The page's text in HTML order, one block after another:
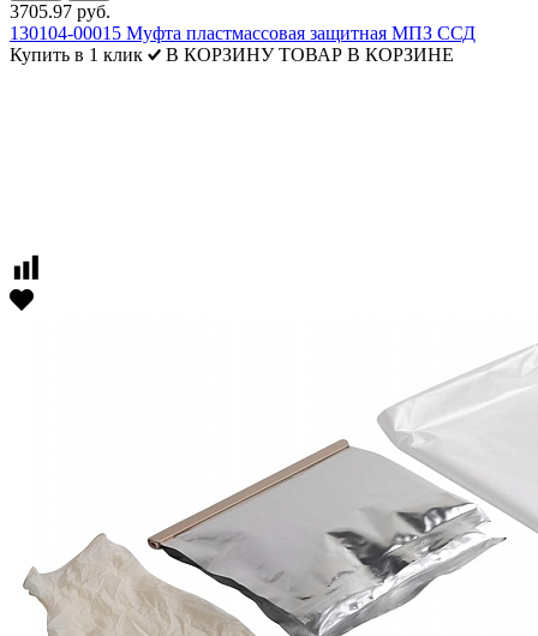
3705.97 руб.
130104-00015 Муфта пластмассовая защитная МПЗ ССД
Купить в 1 клик
В КОРЗИНУ ТОВАР В КОРЗИНЕ